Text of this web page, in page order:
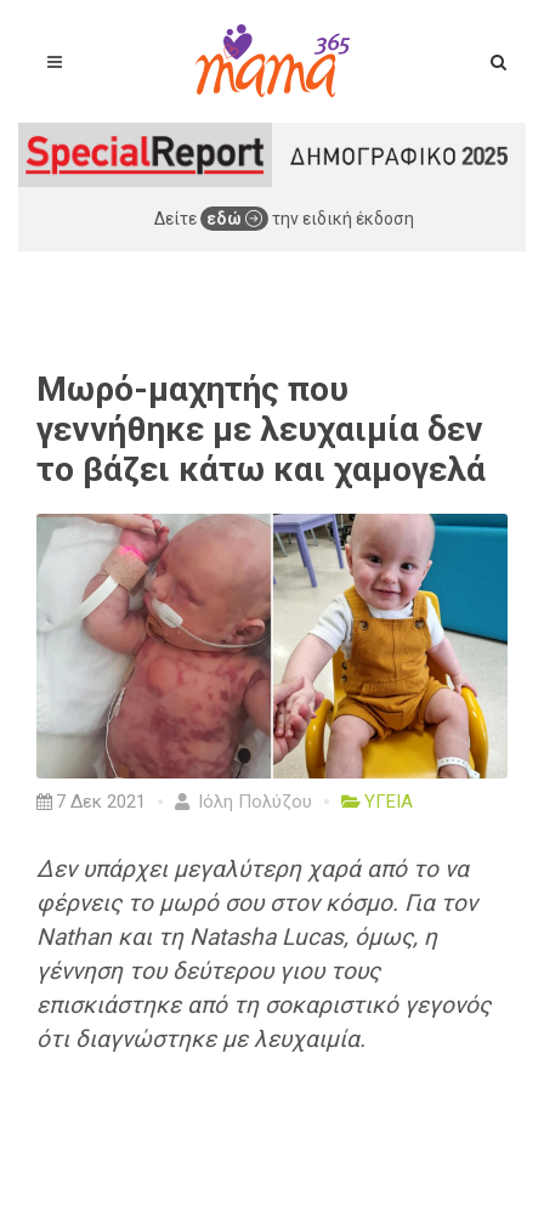
Δείτε εδώ την ειδική έκδοση
Μωρό-μαχητής που
γεννήθηκε με λευχαιμία δεν
το βάζει κάτω και χαμογελά
7 Δεκ 2021 Ιόλη Πολύζου ΥΓΕΙΑ
Δεν υπάρχει μεγαλύτερη χαρά από το να
φέρνεις το μωρό σου στον κόσμο. Για τον
Nathan και τη Natasha Lucas, όμως, η
γέννηση του δεύτερου γιου τους
επισκιάστηκε από τη σοκαριστικό γεγονός
ότι διαγνώστηκε με λευχαιμία.